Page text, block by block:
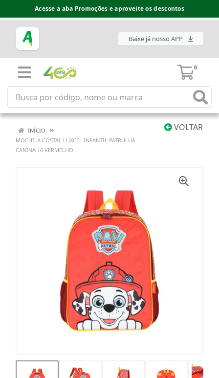
Acesse a aba Promoções e aproveite os descontos
Baixe já nosso APP
0
VOLTAR
INÍCIO
MOCHILA COSTAL LUXCEL INFANTIL PATRULHA
CANINA 16 VERMELHO